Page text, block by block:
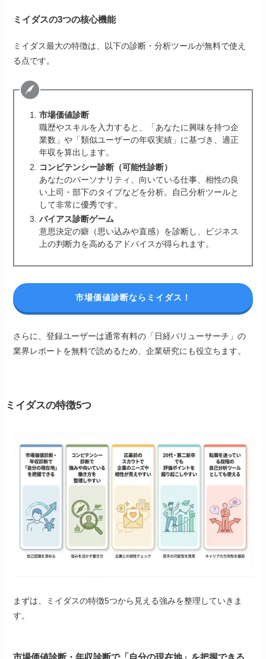
ミイダスの3つの核心機能
ミイダス最大の特徴は、以下の診断・分析ツールが無料で使え
る点です。
市場価値診断
職歴やスキルを入力すると、「あなたに興味を持つ企
業数」や「類似ユーザーの年収実績」に基づき、適正
年収を算出します。
コンピテンシー診断（可能性診断）
あなたのパーソナリティ、向いている仕事、相性の良
い上司・部下のタイプなどを分析。自己分析ツールと
して非常に優秀です。
バイアス診断ゲーム
意思決定の癖（思い込みや直感）を診断し、ビジネス
上の判断力を高めるアドバイスが得られます。
市場価値診断ならミイダス！
さらに、登録ユーザーは通常有料の「日経バリューサーチ」の
業界レポートを無料で読めるため、企業研究にも役立ちます。
ミイダスの特徴5つ
まずは、ミイダスの特徴5つから見える強みを整理していきま
す。
市場価値診断・年収診断で「自分の現在地」を把握できる